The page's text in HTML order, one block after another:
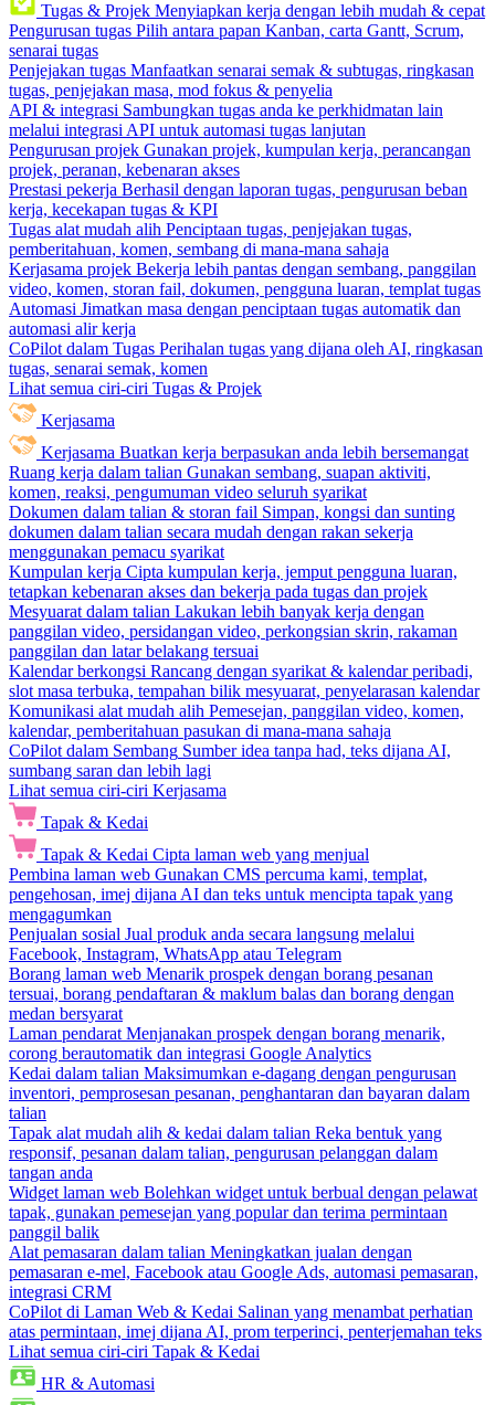
Tugas & Projek Menyiapkan kerja dengan lebih mudah & cepat
Pengurusan tugas Pilih antara papan Kanban, carta Gantt, Scrum,
senarai tugas
Penjejakan tugas Manfaatkan senarai semak & subtugas, ringkasan
tugas, penjejakan masa, mod fokus & penyelia
API & integrasi Sambungkan tugas anda ke perkhidmatan lain
melalui integrasi API untuk automasi tugas lanjutan
Pengurusan projek Gunakan projek, kumpulan kerja, perancangan
projek, peranan, kebenaran akses
Prestasi pekerja Berhasil dengan laporan tugas, pengurusan beban
kerja, kecekapan tugas & KPI
Tugas alat mudah alih Penciptaan tugas, penjejakan tugas,
pemberitahuan, komen, sembang di mana-mana sahaja
Kerjasama projek Bekerja lebih pantas dengan sembang, panggilan
video, komen, storan fail, dokumen, pengguna luaran, templat tugas
Automasi Jimatkan masa dengan penciptaan tugas automatik dan
automasi alir kerja
CoPilot dalam Tugas Perihalan tugas yang dijana oleh AI, ringkasan
tugas, senarai semak, komen
Lihat semua ciri-ciri Tugas & Projek
Kerjasama
Kerjasama Buatkan kerja berpasukan anda lebih bersemangat
Ruang kerja dalam talian Gunakan sembang, suapan aktiviti,
komen, reaksi, pengumuman video seluruh syarikat
Dokumen dalam talian & storan fail Simpan, kongsi dan sunting
dokumen dalam talian secara mudah dengan rakan sekerja
menggunakan pemacu syarikat
Kumpulan kerja Cipta kumpulan kerja, jemput pengguna luaran,
tetapkan kebenaran akses dan bekerja pada tugas dan projek
Mesyuarat dalam talian Lakukan lebih banyak kerja dengan
panggilan video, persidangan video, perkongsian skrin, rakaman
panggilan dan latar belakang tersuai
Kalendar berkongsi Rancang dengan syarikat & kalendar peribadi,
slot masa terbuka, tempahan bilik mesyuarat, penyelarasan kalendar
Komunikasi alat mudah alih Pemesejan, panggilan video, komen,
kalendar, pemberitahuan pasukan di mana-mana sahaja
CoPilot dalam Sembang Sumber idea tanpa had, teks dijana AI,
sumbang saran dan lebih lagi
Lihat semua ciri-ciri Kerjasama
Tapak & Kedai
Tapak & Kedai Cipta laman web yang menjual
Pembina laman web Gunakan CMS percuma kami, templat,
pengehosan, imej dijana AI dan teks untuk mencipta tapak yang
mengagumkan
Penjualan sosial Jual produk anda secara langsung melalui
Facebook, Instagram, WhatsApp atau Telegram
Borang laman web Menarik prospek dengan borang pesanan
tersuai, borang pendaftaran & maklum balas dan borang dengan
medan bersyarat
Laman pendarat Menjanakan prospek dengan borang menarik,
corong berautomatik dan integrasi Google Analytics
Kedai dalam talian Maksimumkan e-dagang dengan pengurusan
inventori, pemprosesan pesanan, penghantaran dan bayaran dalam
talian
Tapak alat mudah alih & kedai dalam talian Reka bentuk yang
responsif, pesanan dalam talian, pengurusan pelanggan dalam
tangan anda
Widget laman web Bolehkan widget untuk berbual dengan pelawat
tapak, gunakan pemesejan yang popular dan terima permintaan
panggil balik
Alat pemasaran dalam talian Meningkatkan jualan dengan
pemasaran e-mel, Facebook atau Google Ads, automasi pemasaran,
integrasi CRM
CoPilot di Laman Web & Kedai Salinan yang menambat perhatian
atas permintaan, imej dijana AI, prom terperinci, penterjemahan teks
Lihat semua ciri-ciri Tapak & Kedai
HR & Automasi